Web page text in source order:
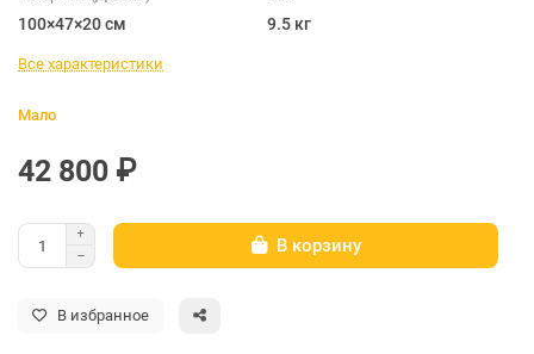
100×47×20 см 9.5 кг
Все характеристики
Мало
42 800 ₽
В корзину
В избранное